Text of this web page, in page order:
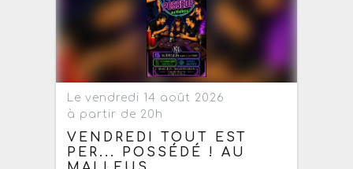
Le vendredi 14 août 2026
à partir de 20h
VENDREDI TOUT EST
PER... POSSÉDÉ ! AU